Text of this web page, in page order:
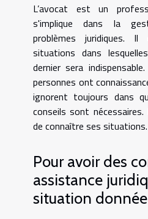
L’avocat est un
s'implique dans la
problèmes juridiques.
situations dans
dernier sera
personnes ont
ignorent toujours dans
conseils sont
de connaître ses situations.
Pour avoir des
assistance
situation donnée